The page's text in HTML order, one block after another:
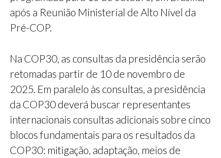
após a Reunião Ministerial de Alto Nível da
Pré-COP.
Na COP30, as consultas da presidência serão
retomadas partir de 10 de novembro de
2025. Em paralelo às consultas, a presidência
da COP30 deverá buscar representantes
internacionais consultas adicionais sobre cinco
blocos fundamentais para os resultados da
COP30: mitigação, adaptação, meios de